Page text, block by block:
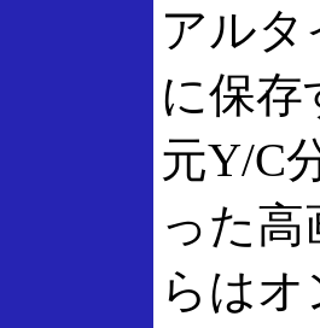
アルタ
に保存
元Y/C
った
らは